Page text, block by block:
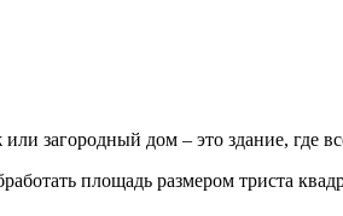
загородный дом – это здание,
площадь размером триста